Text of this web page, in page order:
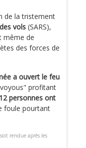
de la tristement
vols (SARS),
de
des forces de
a ouvert le feu
profitant
12 personnes ont
foule pourtant
rendue après les